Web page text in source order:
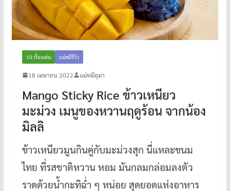
10 เรื่องเด่น แม่หมีรีวิว
18 เมษายน 2022 แม่หมีอุมา
Mango Sticky Rice ข้าวเหนียว
มะม่วง เมนูของหวานฤดูร้อน จากน้อง
มิลลิ
ข้าวเหนียวมูนกินคู่กับมะม่วงสุก นี่แหละขนม
ไทย ที่รสชาติหวาน หอม มันกลมกล่อมลงตัว
ราดด้วยน้ำกะทิฉ่ำ ๆ หน่อย สุดยอดแห่งอาหาร